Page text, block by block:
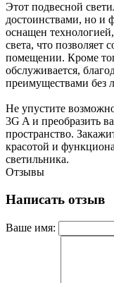
Этот подвесной
достоинствами, но и
оснащен
света, что позволяет
помещении. Кроме
обслуживается,
преимуществами без
Не упустите
3G A и преобразить
пространство.
красотой и
светильника.
Отзывы
Написать отзыв
Ваше имя: